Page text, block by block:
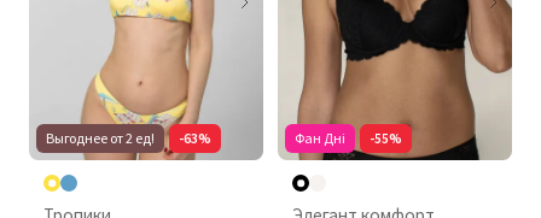
Выгоднее от 2 ед! -63% Фан Дні -55%